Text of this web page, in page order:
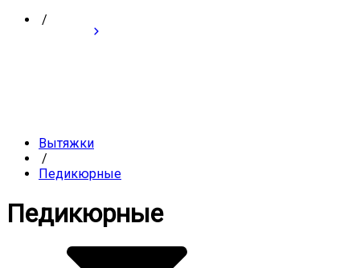
/
Вытяжки
/
Педикюрные
Педикюрные